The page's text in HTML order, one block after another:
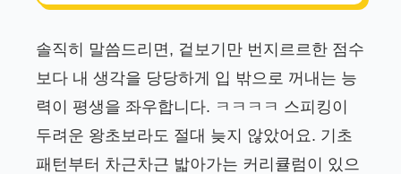
솔직히 말씀드리면, 겉보기만 번지르르한 점수
보다 내 생각을 당당하게 입 밖으로 꺼내는 능
력이 평생을 좌우합니다. ㅋㅋㅋㅋ 스피킹이
두려운 왕초보라도 절대 늦지 않았어요. 기초
패턴부터 차근차근 밟아가는 커리큘럼이 있으